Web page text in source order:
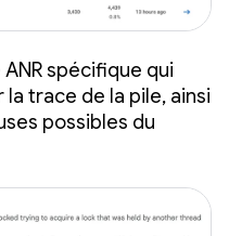
spécifique qui
trace de la pile, ainsi
possibles du